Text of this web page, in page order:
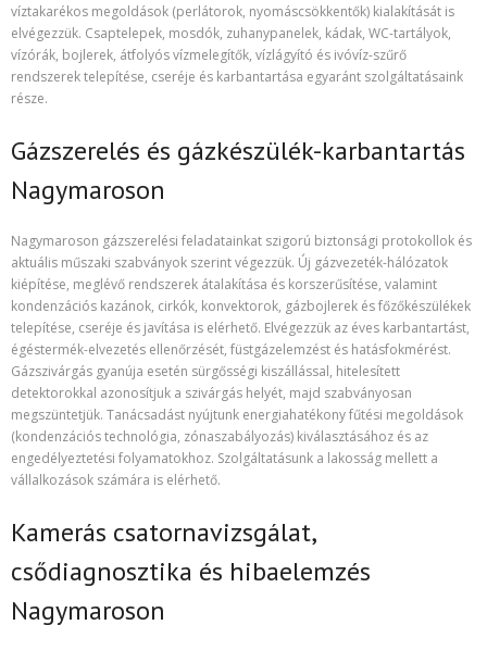
víztakarékos megoldások (perlátorok, nyomáscsökkentők) kialakítását is
elvégezzük. Csaptelepek, mosdók, zuhanypanelek, kádak, WC-tartályok,
vízórák, bojlerek, átfolyós vízmelegítők, vízlágyító és ivóvíz-szűrő
rendszerek telepítése, cseréje és karbantartása egyaránt szolgáltatásaink
része.
Gázszerelés és gázkészülék-karbantartás
Nagymaroson
Nagymaroson gázszerelési feladatainkat szigorú biztonsági protokollok és
aktuális műszaki szabványok szerint végezzük. Új gázvezeték-hálózatok
kiépítése, meglévő rendszerek átalakítása és korszerűsítése, valamint
kondenzációs kazánok, cirkók, konvektorok, gázbojlerek és főzőkészülékek
telepítése, cseréje és javítása is elérhető. Elvégezzük az éves karbantartást,
égéstermék-elvezetés ellenőrzését, füstgázelemzést és hatásfokmérést.
Gázszivárgás gyanúja esetén sürgősségi kiszállással, hitelesített
detektorokkal azonosítjuk a szivárgás helyét, majd szabványosan
megszüntetjük. Tanácsadást nyújtunk energiahatékony fűtési megoldások
(kondenzációs technológia, zónaszabályozás) kiválasztásához és az
engedélyeztetési folyamatokhoz. Szolgáltatásunk a lakosság mellett a
vállalkozások számára is elérhető.
Kamerás csatornavizsgálat,
csődiagnosztika és hibaelemzés
Nagymaroson